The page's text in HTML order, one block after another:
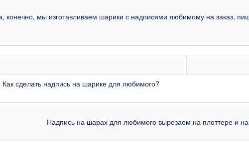
конечно, мы изготавливаем шарики с надписями любимому на заказ,
Как сделать надпись на шарике для любимого?
Надпись на шарах для любимого вырезаем на плоттере и